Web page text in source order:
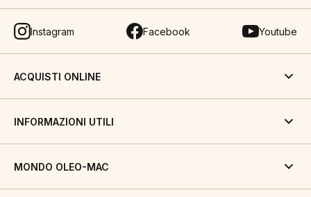
Instagram Facebook Youtube
ACQUISTI ONLINE
INFORMAZIONI UTILI
MONDO OLEO-MAC